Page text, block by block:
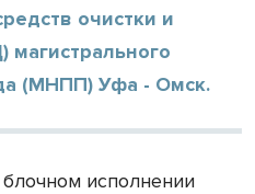
очистки и
(МНПП) Уфа - Омск.
исполнении